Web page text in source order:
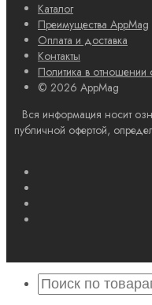
Каталог
Преимущества AppMag
Оплата и доставка
Контакты
Политика в
© 2026 AppMag
Вся информация носит
публичной офертой,